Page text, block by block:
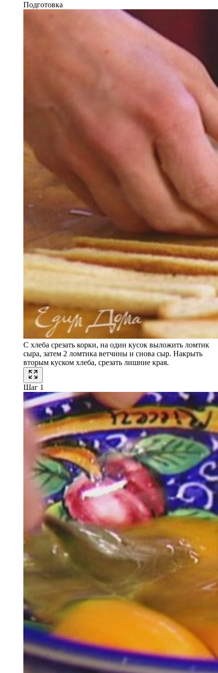
Подготовка
С хлеба срезать корки, на один кусок выложить ломтик
сыра, затем 2 ломтика ветчины и снова сыр. Накрыть
вторым куском хлеба, срезать лишние края.
Шаг 1